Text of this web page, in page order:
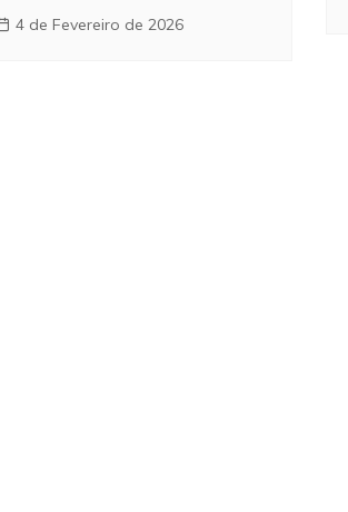
4 de Fevereiro de 2026